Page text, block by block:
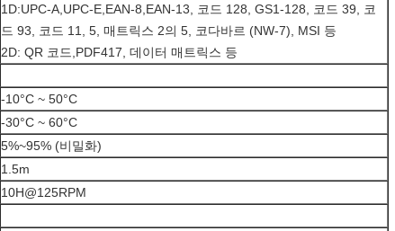
1D:UPC-A,UPC-E,EAN-8,EAN-13, 코드 128, GS1-128, 코드 39, 코
드 93, 코드 11, 5, 매트릭스 2의 5, 코다바르 (NW-7), MSI 등
2D: QR 코드,PDF417, 데이터 매트릭스 등
-10°C ~ 50°C
-30°C ~ 60°C
5%~95% (비밀화)
1.5m
10H@125RPM